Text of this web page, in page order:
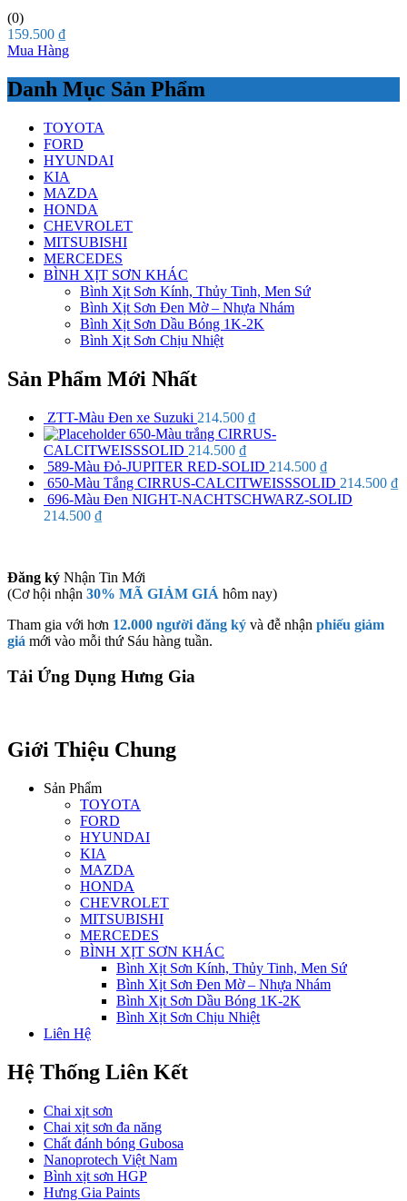
(0)
159.500 ₫
Mua Hàng
Danh Mục Sản Phẩm
TOYOTA
FORD
HYUNDAI
KIA
MAZDA
HONDA
CHEVROLET
MITSUBISHI
MERCEDES
BÌNH XỊT SƠN KHÁC
Bình Xịt Sơn Kính, Thủy Tinh, Men Sứ
Bình Xịt Sơn Đen Mờ – Nhựa Nhám
Bình Xịt Sơn Dầu Bóng 1K-2K
Bình Xịt Sơn Chịu Nhiệt
Sản Phẩm Mới Nhất
ZTT-Màu Đen xe Suzuki 214.500 ₫
650-Màu trắng CIRRUS-
CALCITWEISSSOLID 214.500 ₫
589-Màu Đỏ-JUPITER RED-SOLID 214.500 ₫
650-Màu Tắng CIRRUS-CALCITWEISSSOLID 214.500 ₫
696-Màu Đen NIGHT-NACHTSCHWARZ-SOLID
214.500 ₫
Đăng ký Nhận Tin Mới
(Cơ hội nhận 30% MÃ GIẢM GIÁ hôm nay)
Tham gia với hơn 12.000 người đăng ký và đễ nhận phiếu giảm
giá mới vào mỗi thứ Sáu hàng tuần.
Tải Ứng Dụng Hưng Gia
Giới Thiệu Chung
Sản Phẩm
TOYOTA
FORD
HYUNDAI
KIA
MAZDA
HONDA
CHEVROLET
MITSUBISHI
MERCEDES
BÌNH XỊT SƠN KHÁC
Bình Xịt Sơn Kính, Thủy Tinh, Men Sứ
Bình Xịt Sơn Đen Mờ – Nhựa Nhám
Bình Xịt Sơn Dầu Bóng 1K-2K
Bình Xịt Sơn Chịu Nhiệt
Liên Hệ
Hệ Thống Liên Kết
Chai xịt sơn
Chai xịt sơn đa năng
Chất đánh bóng Gubosa
Nanoprotech Việt Nam
Bình xịt sơn HGP
Hưng Gia Paints